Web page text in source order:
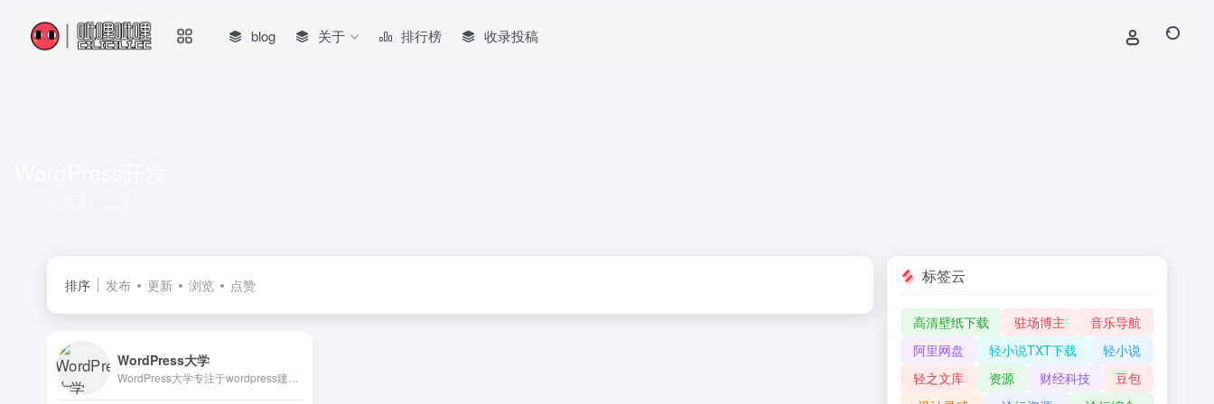
blog 关于 排行榜 收录投稿
排序 发布 更新 浏览 点赞
WordPress大学
标签云
高清壁纸下载 驻场博主
音乐导航
阿里网盘
轻小说TXT下载
轻小说
轻之文库
资源 财经科技
豆包